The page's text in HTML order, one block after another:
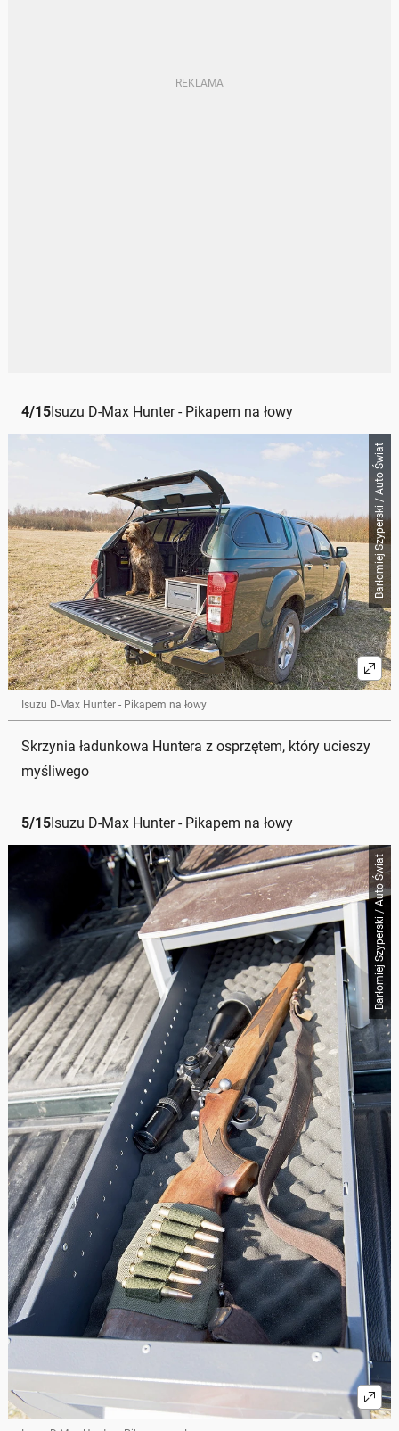
4/15Isuzu D-Max Hunter - Pikapem na łowy
Barłomiej Szyperski / Auto Świat
Isuzu D-Max Hunter - Pikapem na łowy
Skrzynia ładunkowa Huntera z osprzętem, który ucieszy
myśliwego
5/15Isuzu D-Max Hunter - Pikapem na łowy
Barłomiej Szyperski / Auto Świat